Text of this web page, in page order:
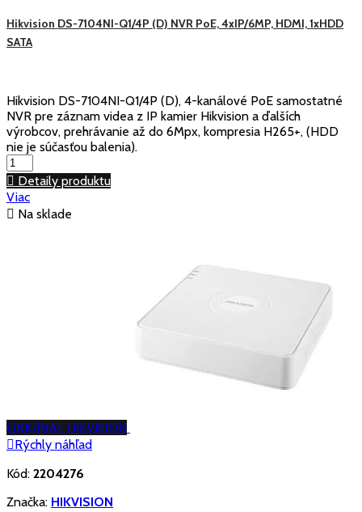
Hikvision DS-7104NI-Q1/4P (D) NVR PoE, 4xIP/6MP, HDMI, 1xHDD
SATA
Hikvision DS-7104NI-Q1/4P (D), 4-kanálové PoE samostatné
NVR pre záznam videa z IP kamier Hikvision a ďalších
výrobcov, prehrávanie až do 6Mpx, kompresia H265+, (HDD
nie je súčasťou balenia).
 Detaily produktu
Viac
 Na sklade
ORIGINAL HIKVISION
Rýchly náhľad
Kód: 2204276
Značka: HIKVISION